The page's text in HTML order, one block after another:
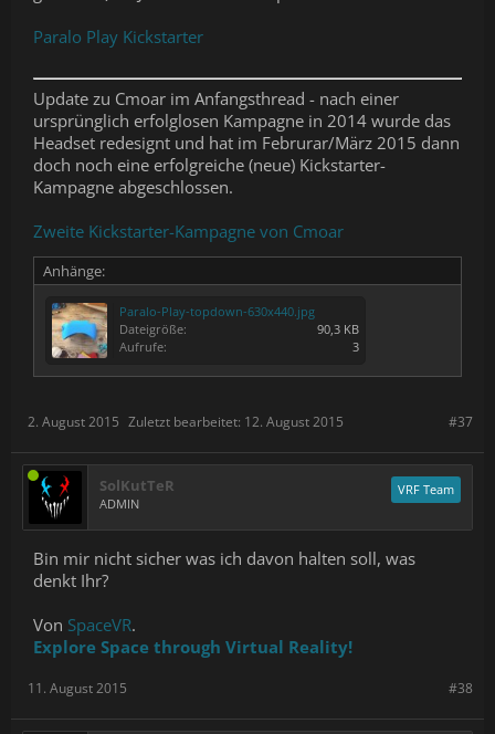
Paralo Play Kickstarter
Update zu Cmoar im Anfangsthread - nach einer
ursprünglich erfolglosen Kampagne in 2014 wurde das
Headset redesignt und hat im Februrar/März 2015 dann
doch noch eine erfolgreiche (neue) Kickstarter-
Kampagne abgeschlossen.
Zweite Kickstarter-Kampagne von Cmoar
Anhänge:
Paralo-Play-topdown-630x440.jpg
Dateigröße:
90,3 KB
Aufrufe:
3
#37
2. August 2015 Zuletzt bearbeitet: 12. August 2015
SolKutTeR
ADMIN
VRF Team
Bin mir nicht sicher was ich davon halten soll, was
denkt Ihr?
Von SpaceVR.
Explore Space through Virtual Reality!
#38
11. August 2015